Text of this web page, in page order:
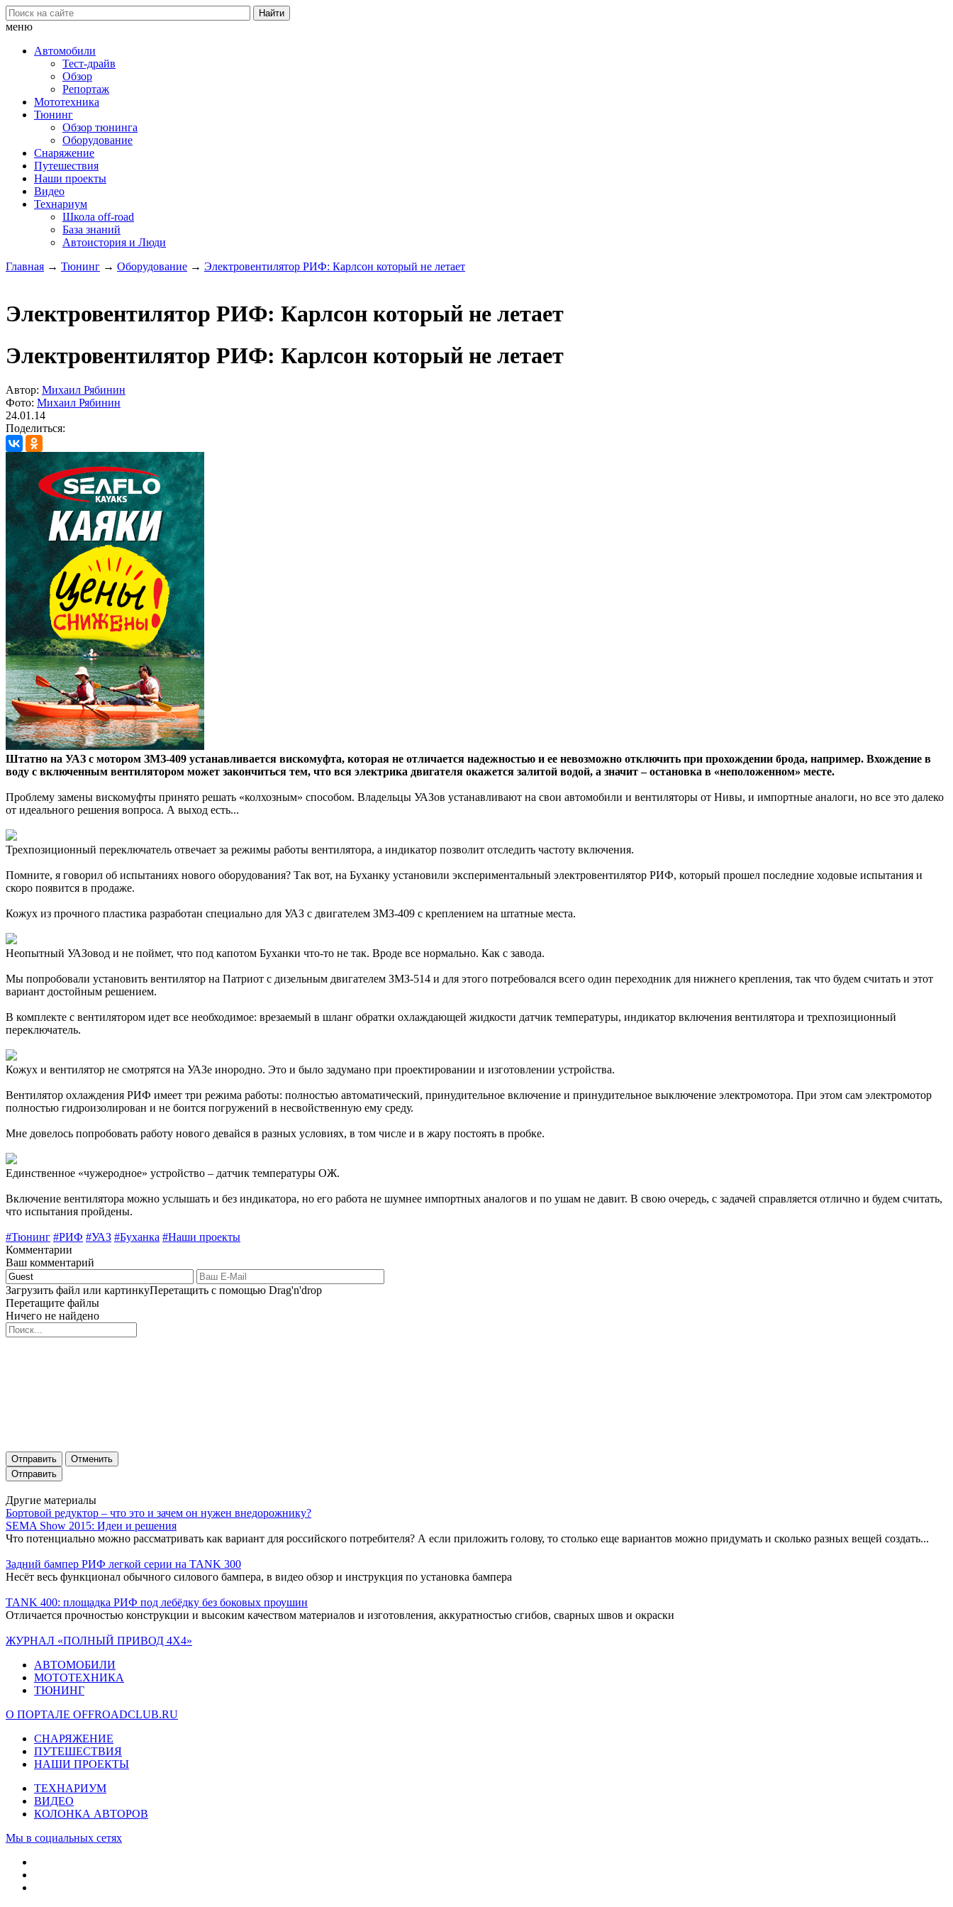
меню
Автомобили
Тест-драйв
Обзор
Репортаж
Мототехника
Тюнинг
Обзор тюнинга
Оборудование
Снаряжение
Путешествия
Наши проекты
Видео
Технариум
Школа off-road
База знаний
Автоистория и Люди
Главная → Тюнинг → Оборудование → Электровентилятор РИФ: Карлсон который не летает
Электровентилятор РИФ: Карлсон который не летает
Электровентилятор РИФ: Карлсон который не летает
Автор: Михаил Рябинин
Фото: Михаил Рябинин
24.01.14
Поделиться:
Штатно на УАЗ с мотором ЗМЗ-409 устанавливается вискомуфта, которая не отличается надежностью и ее невозможно отключить при прохождении брода, например. Вхождение в
воду с включенным вентилятором может закончиться тем, что вся электрика двигателя окажется залитой водой, а значит – остановка в «неположенном» месте.
Проблему замены вискомуфты принято решать «колхозным» способом. Владельцы УАЗов устанавливают на свои автомобили и вентиляторы от Нивы, и импортные аналоги, но все это далеко
от идеального решения вопроса. А выход есть...
Трехпозиционный переключатель отвечает за режимы работы вентилятора, а индикатор позволит отследить частоту включения.
Помните, я говорил об испытаниях нового оборудования? Так вот, на Буханку установили экспериментальный электровентилятор РИФ, который прошел последние ходовые испытания и
скоро появится в продаже.
Кожух из прочного пластика разработан специально для УАЗ с двигателем ЗМЗ-409 с креплением на штатные места.
Неопытный УАЗовод и не поймет, что под капотом Буханки что-то не так. Вроде все нормально. Как с завода.
Мы попробовали установить вентилятор на Патриот с дизельным двигателем ЗМЗ-514 и для этого потребовался всего один переходник для нижнего крепления, так что будем считать и этот
вариант достойным решением.
В комплекте с вентилятором идет все необходимое: врезаемый в шланг обратки охлаждающей жидкости датчик температуры, индикатор включения вентилятора и трехпозиционный
переключатель.
Кожух и вентилятор не смотрятся на УАЗе инородно. Это и было задумано при проектировании и изготовлении устройства.
Вентилятор охлаждения РИФ имеет три режима работы: полностью автоматический, принудительное включение и принудительное выключение электромотора. При этом сам электромотор
полностью гидроизолирован и не боится погружений в несвойственную ему среду.
Мне довелось попробовать работу нового девайся в разных условиях, в том числе и в жару постоять в пробке.
Единственное «чужеродное» устройство – датчик температуры ОЖ.
Включение вентилятора можно услышать и без индикатора, но его работа не шумнее импортных аналогов и по ушам не давит. В свою очередь, с задачей справляется отлично и будем считать,
что испытания пройдены.
#Тюнинг #РИФ #УАЗ #Буханка #Наши проекты
Комментарии
Ваш комментарий
Загрузить файл или картинкуПеретащить с помощью Drag'n'drop
Перетащите файлы
Ничего не найдено
Отправить Отменить
Другие материалы
Бортовой редуктор – что это и зачем он нужен внедорожнику?
SEMA Show 2015: Идеи и решения
Что потенциально можно рассматривать как вариант для российского потребителя? А если приложить голову, то столько еще вариантов можно придумать и сколько разных вещей создать...
Задний бампер РИФ легкой серии на TANK 300
Несёт весь функционал обычного силового бампера, в видео обзор и инструкция по установка бампера
TANK 400: площадка РИФ под лебёдку без боковых проушин
Отличается прочностью конструкции и высоким качеством материалов и изготовления, аккуратностью сгибов, сварных швов и окраски
ЖУРНАЛ «ПОЛНЫЙ ПРИВОД 4Х4»
АВТОМОБИЛИ
МОТОТЕХНИКА
ТЮНИНГ
О ПОРТАЛЕ OFFROADCLUB.RU
СНАРЯЖЕНИЕ
ПУТЕШЕСТВИЯ
НАШИ ПРОЕКТЫ
ТЕХНАРИУМ
ВИДЕО
КОЛОНКА АВТОРОВ
Мы в социальных сетях